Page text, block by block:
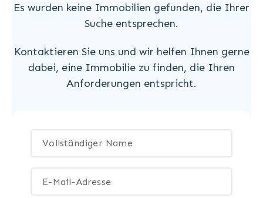
Es wurden keine Immobilien gefunden, die Ihrer
Suche entsprechen.
Kontaktieren Sie uns und wir helfen Ihnen gerne
dabei, eine Immobilie zu finden, die Ihren
Anforderungen entspricht.